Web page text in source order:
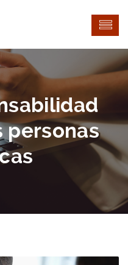
personas